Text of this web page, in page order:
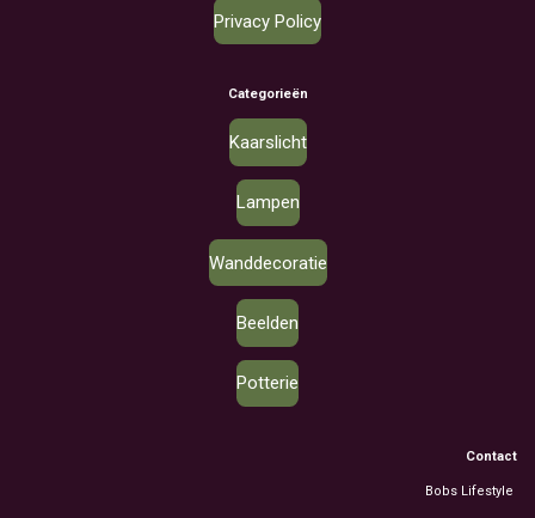
Privacy Policy
Categorieën
Kaarslicht
Lampen
Wanddecoratie
Beelden
Potterie
Contact
Bobs Lifestyle